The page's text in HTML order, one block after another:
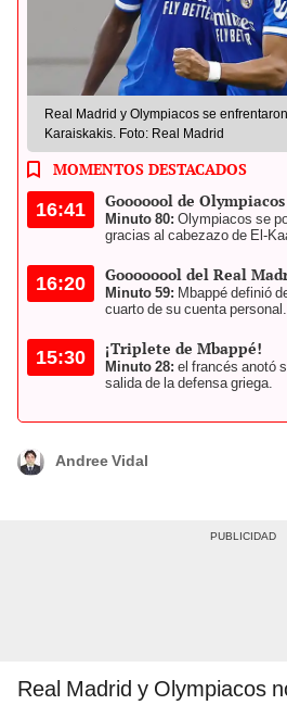
Real Madrid y Olympiacos se
Karaiskakis. Foto: Real Madrid
MOMENTOS DESTACADOS
16:41 Gooooool de Olympiacos
Minuto 80: Olympiacos se
gracias al cabezazo de El-
16:20 Goooooool del Real
Minuto 59: Mbappé definió
cuarto de su cuenta personal.
15:30 ¡Triplete de Mbappé!
Minuto 28: el francés anotó
salida de la defensa griega.
Andree Vidal
Real Madrid y Olympiacos